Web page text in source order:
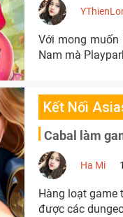
Với mong
Nam mà
Kết Nối
Cabal làm
Ha Mi
Hàng loạt game
được các